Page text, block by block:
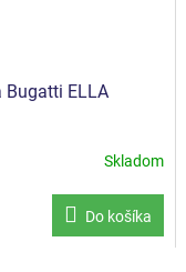
Bugatti ELLA
Skladom
Do košíka